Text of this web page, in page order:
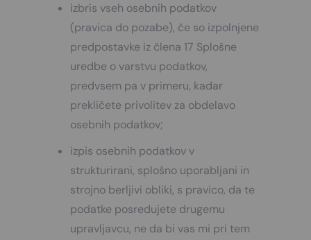
izbris vseh osebnih podatkov
(pravica do pozabe), če so izpolnjene
predpostavke iz člena 17 Splošne
uredbe o varstvu podatkov,
predvsem pa v primeru, kadar
prekličete privolitev za obdelavo
osebnih podatkov;
izpis osebnih podatkov v
strukturirani, splošno uporabljani in
strojno berljivi obliki, s pravico, da te
podatke posredujete drugemu
upravljavcu, ne da bi vas mi pri tem